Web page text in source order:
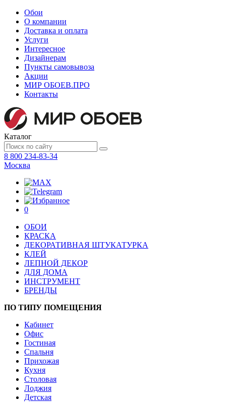
Обои
О компании
Доставка и оплата
Услуги
Интересное
Дизайнерам
Пункты самовывоза
Акции
МИР ОБОЕВ.ПРО
Контакты
Каталог
8 800 234-83-34
Москва
0
ОБОИ
КРАСКА
ДЕКОРАТИВНАЯ ШТУКАТУРКА
КЛЕЙ
ЛЕПНОЙ ДЕКОР
ДЛЯ ДОМА
ИНСТРУМЕНТ
БРЕНДЫ
ПО ТИПУ ПОМЕЩЕНИЯ
Кабинет
Офис
Гостиная
Спальня
Прихожая
Кухня
Столовая
Лоджия
Детская